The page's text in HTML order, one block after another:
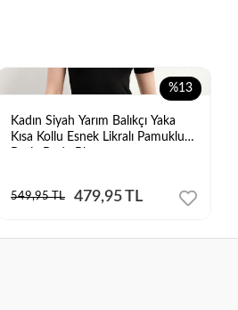
%13
Kadın Siyah Yarım Balıkçı Yaka
Kısa Kollu Esnek Likralı Pamuklu
549,95 TL 479,95 TL